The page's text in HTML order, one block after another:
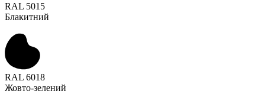
RAL 5015
Блакитний
RAL 6018
Жовто-зелений